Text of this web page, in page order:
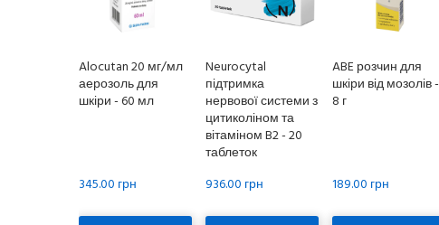
Alocutan 20 мг/мл
аерозоль для
шкіри - 60 мл
345.00 грн
Neurocytal
підтримка
нервової системи з
цитиколіном та
вітаміном B2 - 20
таблеток
936.00 грн
ABE розчин для
шкіри від мозолів -
8 г
189.00 грн